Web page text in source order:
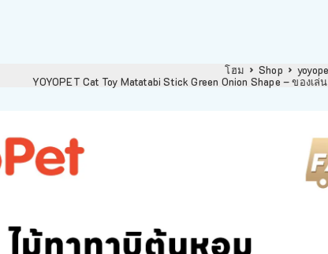
โฮม Shop
YOYOPET Cat Toy Matatabi Stick Green Onion Shape – ของ